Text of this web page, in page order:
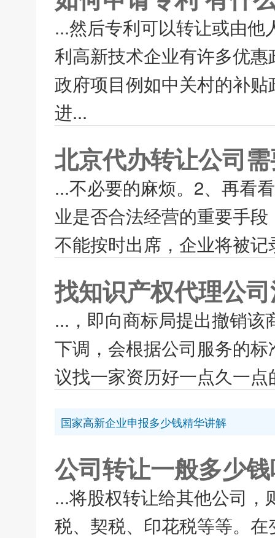
...然后专利可以转让或由
利高新技术企业有许多优
政府项目例如中关村的补
进...
北京代办转让公司
...不必要的麻烦。2、再看
业是否合法经营的重要手
不能按时出席，企业将被
找知识产权代理公
...，即向商标局提出撤销
下调，会根据公司服务的
议找一家资历好一点久一
国家高新企业申报多少钱精华讲解
公司转让一般多少
...将股权转让给其他公司
税、契税、印花税等等。